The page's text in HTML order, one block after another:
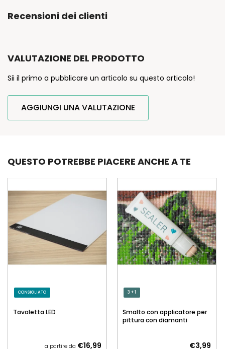
Recensioni dei clienti
VALUTAZIONE DEL PRODOTTO
Sii il primo a pubblicare un articolo su questo articolo!
AGGIUNGI UNA VALUTAZIONE
QUESTO POTREBBE PIACERE ANCHE A TE
CONSIGLIATO
Tavoletta LED
a partire da €16,99
3 + 1
Smalto con applicatore per
pittura con diamanti
€3,99